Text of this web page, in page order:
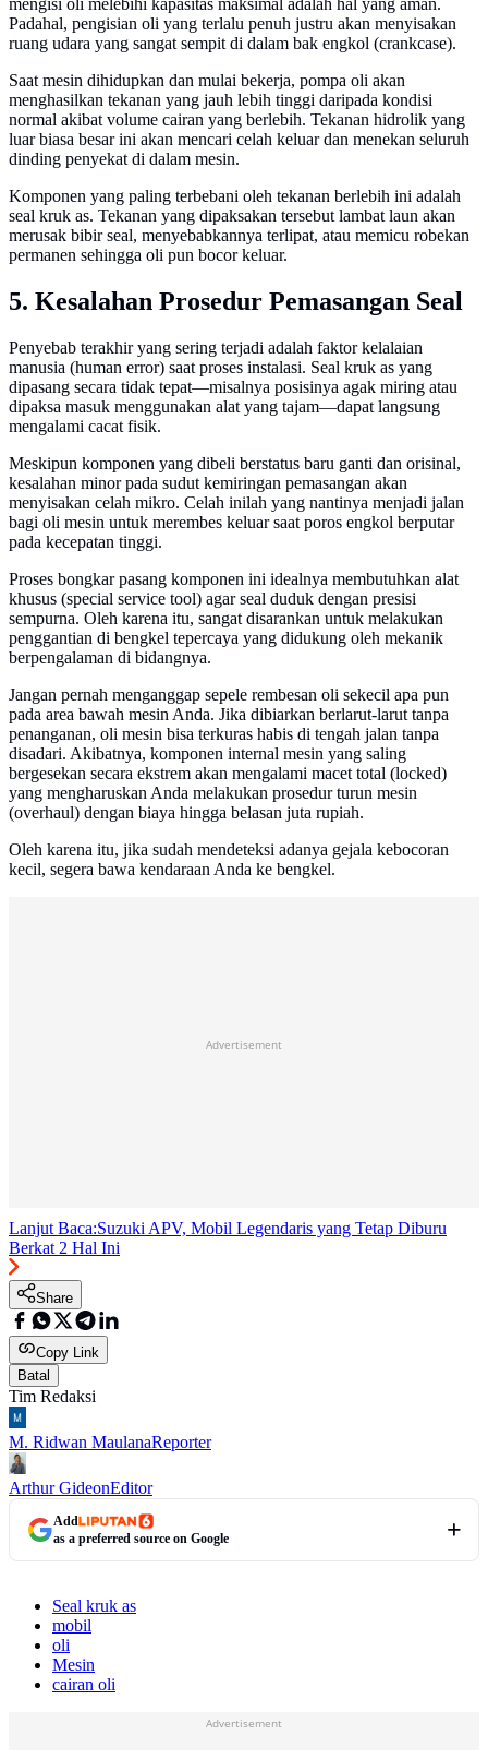
Padahal, pengisian oli yang terlalu penuh justru akan menyisakan
ruang udara yang sangat sempit di dalam bak engkol (crankcase).
Saat mesin dihidupkan dan mulai bekerja, pompa oli akan
menghasilkan tekanan yang jauh lebih tinggi daripada kondisi
normal akibat volume cairan yang berlebih. Tekanan hidrolik yang
luar biasa besar ini akan mencari celah keluar dan menekan seluruh
dinding penyekat di dalam mesin.
Komponen yang paling terbebani oleh tekanan berlebih ini adalah
seal kruk as. Tekanan yang dipaksakan tersebut lambat laun akan
merusak bibir seal, menyebabkannya terlipat, atau memicu robekan
permanen sehingga oli pun bocor keluar.
5. Kesalahan Prosedur Pemasangan Seal
Penyebab terakhir yang sering terjadi adalah faktor kelalaian
manusia (human error) saat proses instalasi. Seal kruk as yang
dipasang secara tidak tepat—misalnya posisinya agak miring atau
dipaksa masuk menggunakan alat yang tajam—dapat langsung
mengalami cacat fisik.
Meskipun komponen yang dibeli berstatus baru ganti dan orisinal,
kesalahan minor pada sudut kemiringan pemasangan akan
menyisakan celah mikro. Celah inilah yang nantinya menjadi jalan
bagi oli mesin untuk merembes keluar saat poros engkol berputar
pada kecepatan tinggi.
Proses bongkar pasang komponen ini idealnya membutuhkan alat
khusus (special service tool) agar seal duduk dengan presisi
sempurna. Oleh karena itu, sangat disarankan untuk melakukan
penggantian di bengkel tepercaya yang didukung oleh mekanik
berpengalaman di bidangnya.
Jangan pernah menganggap sepele rembesan oli sekecil apa pun
pada area bawah mesin Anda. Jika dibiarkan berlarut-larut tanpa
penanganan, oli mesin bisa terkuras habis di tengah jalan tanpa
disadari. Akibatnya, komponen internal mesin yang saling
bergesekan secara ekstrem akan mengalami macet total (locked)
yang mengharuskan Anda melakukan prosedur turun mesin
(overhaul) dengan biaya hingga belasan juta rupiah.
Oleh karena itu, jika sudah mendeteksi adanya gejala kebocoran
kecil, segera bawa kendaraan Anda ke bengkel.
Advertisement
Lanjut Baca:Suzuki APV, Mobil Legendaris yang Tetap Diburu
Berkat 2 Hal Ini
Share
Copy Link
Batal
Tim Redaksi
M. Ridwan MaulanaReporter
Arthur GideonEditor
Add
as a preferred source on Google
Seal kruk as
mobil
oli
Mesin
cairan oli
Advertisement